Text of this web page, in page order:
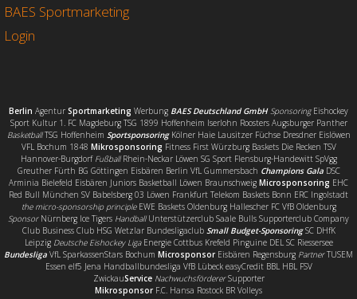
o
k
r
BAES Sportmarketing
Login
Berlin Agentur Sportmarketing Werbung BAES Deutschland GmbH SponsoringEishockey
Sport Kultur 1. FC Magdeburg TSG 1899 Hoffenheim Iserlohn Roosters Augsburger Panther
BasketballTSG Hoffenheim SportsponsoringKölner Haie Lausitzer Füchse Dresdner Eislöwen
VFL Bochum 1848 Mikrosponsoring Fitness First Würzburg Baskets Die Recken TSV
Hannover-Burgdorf FußballRhein-Neckar Löwen SG Sport Flensburg-Handewitt SpVgg
Greuther Fürth BG Göttingen Eisbären Berlin VfL Gummersbach Champions GalaDSC
Arminia Bielefeld Eisbären Juniors Basketball Löwen Braunschweig Microsponsoring EHC
Red Bull München SV Babelsberg 03 Löwen Frankfurt Telekom Baskets Bonn ERC Ingolstadt
the micro-sponsorship principleEWE Baskets Oldenburg Hallescher FC VfB Oldenburg
SponsorNürnberg Ice Tigers HandballUnterstützerclub Saale Bulls Supporterclub Company
Club Business Club HSG Wetzlar Bundesligaclub Small Budget-SponsoringSC DHfK
Leipzig Deutsche Eishockey LigaEnergie Cottbus Krefeld Pinguine DEL SC Riessersee
Bundesliga VfL SparkassenStars Bochum MicrosponsorEisbären Regensburg PartnerTUSEM
Essen elf5 Jena Handballbundesliga VfB Lübeck easyCredit BBL HBL FSV
ZwickauService NachwuchsfördererSupporter
MikrosponsorF.C. Hansa Rostock BR Volleys